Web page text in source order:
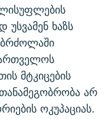
ხაზს
მტკიცების
არ
ოკუპაციას.